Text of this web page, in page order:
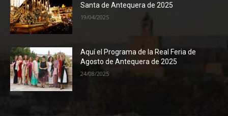
Santa de Antequera de 2025
19/04/2025
Aquí el Programa de la Real Feria de
Agosto de Antequera de 2025
24/08/2025